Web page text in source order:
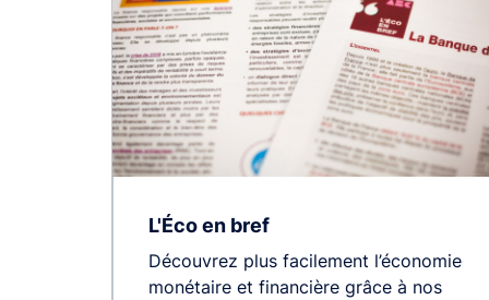
L'Éco en bref
Découvrez plus facilement l’économie
monétaire et financière grâce à nos